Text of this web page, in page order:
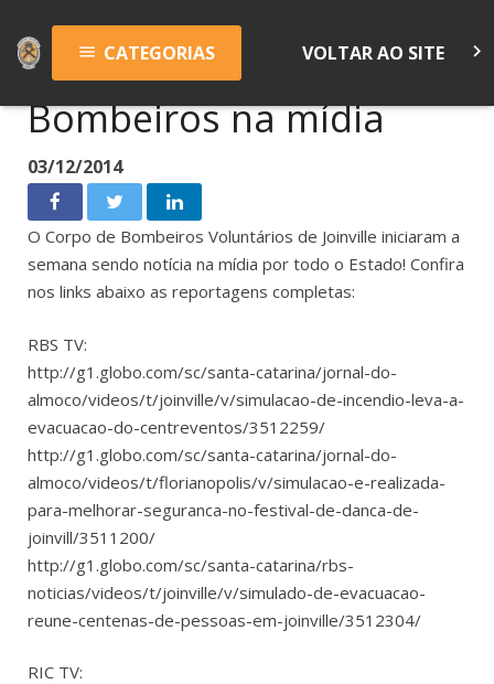
menu CATEGORIAS VOLTAR AO SITE keyboard_arrow_right
Bombeiros na mídia
03/12/2014
O Corpo de Bombeiros Voluntários de Joinville iniciaram a
semana sendo notícia na mídia por todo o Estado! Confira
nos links abaixo as reportagens completas:
RBS TV:
http://g1.globo.com/sc/santa-catarina/jornal-do-
almoco/videos/t/joinville/v/simulacao-de-incendio-leva-a-
evacuacao-do-centreventos/3512259/
http://g1.globo.com/sc/santa-catarina/jornal-do-
almoco/videos/t/florianopolis/v/simulacao-e-realizada-
para-melhorar-seguranca-no-festival-de-danca-de-
joinvill/3511200/
http://g1.globo.com/sc/santa-catarina/rbs-
noticias/videos/t/joinville/v/simulado-de-evacuacao-
reune-centenas-de-pessoas-em-joinville/3512304/
RIC TV: